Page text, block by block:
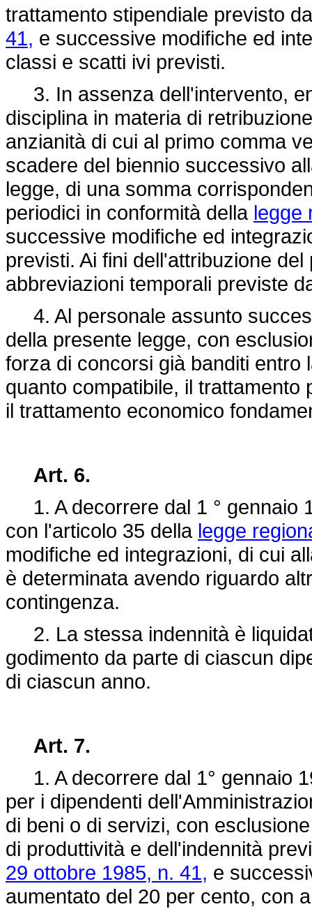
trattamento stipendiale previsto
41, e successive modifiche ed
classi e scatti ivi previsti.
3. In assenza dell'intervento,
disciplina in materia di
anzianità di cui al primo comma
scadere del biennio successivo
legge, di una somma
periodici in conformità della legge
successive modifiche ed
previsti. Ai fini dell'attribuzione
abbreviazioni temporali previste
4. Al personale assunto
della presente legge, con
forza di concorsi già banditi entro
quanto compatibile, il
il trattamento economico
Art. 6.
1. A decorrere dal 1 ° gennaio
con l'articolo 35 della legge
modifiche ed integrazioni, di cui
è determinata avendo riguardo
contingenza.
2. La stessa indennità è
godimento da parte di ciascun
di ciascun anno.
Art. 7.
1. A decorrere dal 1° gennaio
per i dipendenti
di beni o di servizi, con
di produttività e dell'indennità
29 ottobre 1985, n. 41, e
aumentato del 20 per cento, con